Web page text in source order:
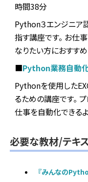
時間38分
Python３エンジニア
指す講座です。 お仕
なりたい方におすす
■Python業務自動
Pythonを使用した
るための講座です。
仕事を自動化できる
必要な教材/テキ
『みんなの